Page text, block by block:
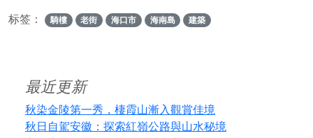
标签：
騎樓 老街 海口市 海南島 建築
最近更新
秋染金陵第一秀，棲霞山漸入觀賞佳境
秋日自駕安徽：探索紅嶺公路與山水秘境